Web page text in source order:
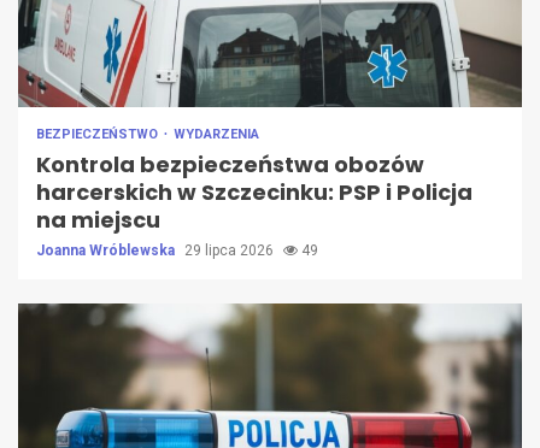
BEZPIECZEŃSTWO WYDARZENIA
Kontrola bezpieczeństwa obozów
harcerskich w Szczecinku: PSP i Policja
na miejscu
Joanna Wróblewska 29 lipca 2026 49